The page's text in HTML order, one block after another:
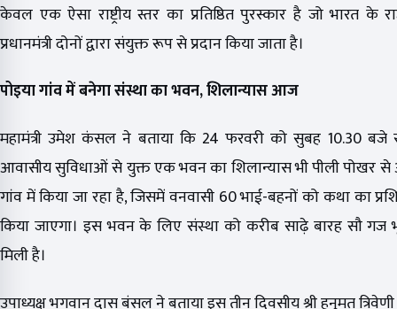
केवल एक ऐसा राष्ट्रीय स्तर का प्रतिष्ठित पुरस्कार है जो भारत के
प्रधानमंत्री दोनों द्वारा संयुक्त रूप से प्रदान किया जाता है।
पोइया गांव में बनेगा संस्था का भवन, शिलान्यास आज
महामंत्री उमेश कंसल ने बताया कि 24 फरवरी को सुबह 10.30 बजे
आवासीय सुविधाओं से युक्त एक भवन का शिलान्यास भी पीली पोखर से
गांव में किया जा रहा है, जिसमें वनवासी 60 भाई-बहनों को कथा का
किया जाएगा। इस भवन के लिए संस्था को करीब साढ़े बारह सौ गज
मिली है।
उपाध्यक्ष भगवान दास बंसल ने बताया इस तीन दिवसीय श्री हनुमत